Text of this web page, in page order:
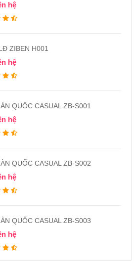
hệ
ZIBEN H001
hệ
QUỐC CASUAL ZB-S001
hệ
QUỐC CASUAL ZB-S002
hệ
QUỐC CASUAL ZB-S003
hệ